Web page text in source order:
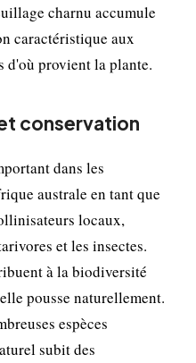
charnu accumule
caractéristique aux
d'où provient la plante.
conservation
dans les
australe en tant que
locaux,
et les insectes.
à la biodiversité
pousse naturellement.
espèces
subit des